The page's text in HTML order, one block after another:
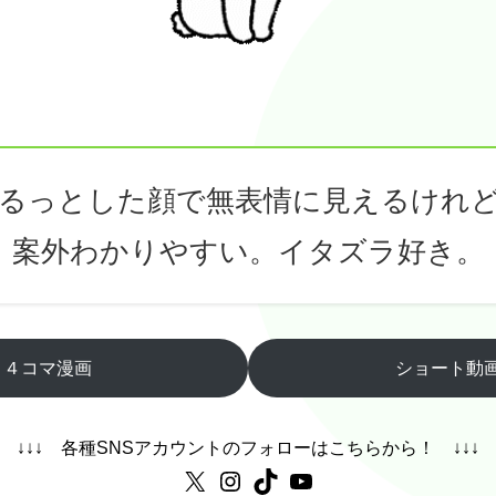
っとした顔で無表情に見えるけれ
案外わかりやすい。イタズラ好き。
４コマ漫画 ショート動
↓↓↓ 各種SNSアカウントのフォローはこちらから！ ↓↓↓
X Instagram
TikTokYouTube